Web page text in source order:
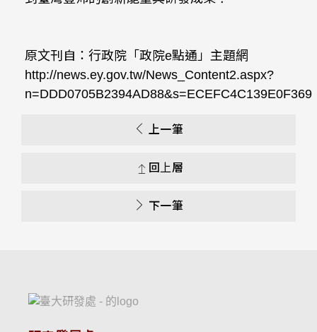
原文刊自：行政院「政院e點通」主題網
http://news.ey.gov.tw/News_Content2.aspx?
n=DDD0705B2394AD88&s=ECEFC4C139E0F369
上一筆
回上層
下一筆